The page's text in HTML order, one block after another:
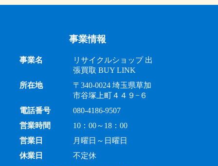
事業情報
事業名
リサイクルショップ 出
張買取 BUY LINK
所在地
〒340-0024 埼玉県草加
市谷塚上町４４９−６
電話番号
080-4186-9507
営業時間
10：00～18：00
営業日
月曜日～日曜日
休業日
不定休